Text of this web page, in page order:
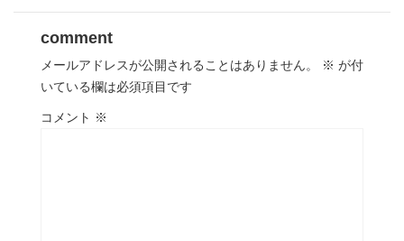
comment
メールアドレスが公開されることはありません。 ※ が付
いている欄は必須項目です
コメント ※